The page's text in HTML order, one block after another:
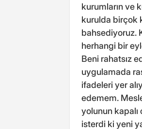
kurumların ve
kurulda birçok
bahsediyoruz.
herhangi bir
Beni rahatsız
uygulamada
ifadeleri yer
edemem.
yolunun kapalı
isterdi ki yeni